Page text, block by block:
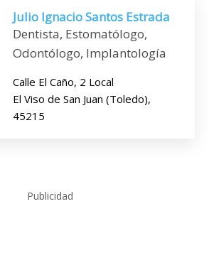
Julio Ignacio Santos Estrada
Dentista, Estomatólogo,
Odontólogo, Implantología
Calle El Caño, 2 Local
El Viso de San Juan (Toledo),
45215
Publicidad